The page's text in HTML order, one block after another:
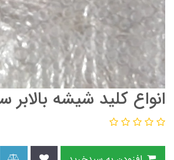
انواع کلید شیشه